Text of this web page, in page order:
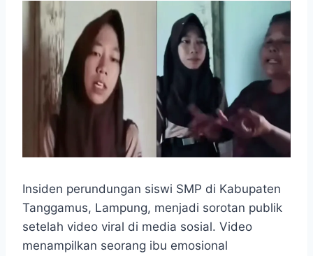
Insiden perundungan siswi SMP di Kabupaten
Tanggamus, Lampung, menjadi sorotan publik
setelah video viral di media sosial. Video
menampilkan seorang ibu emosional